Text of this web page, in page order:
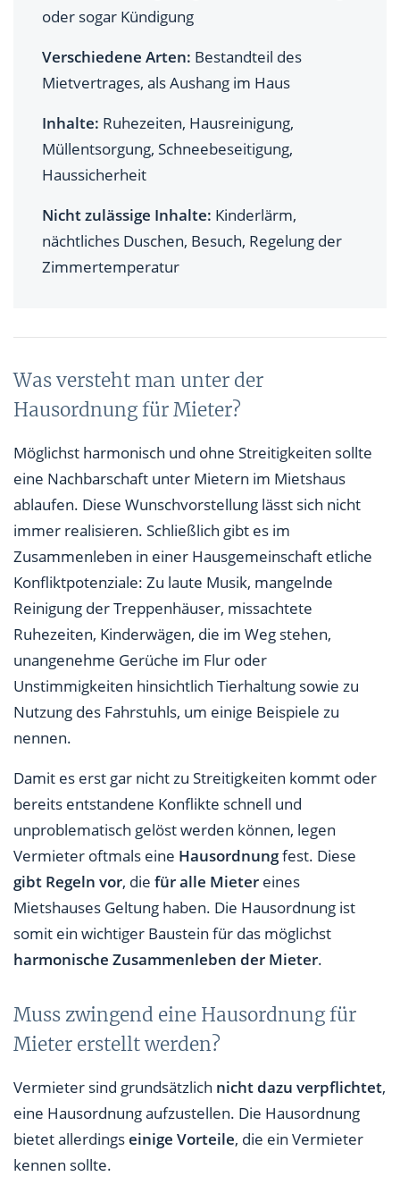
oder sogar Kündigung
Verschiedene Arten: Bestandteil des
Mietvertrages, als Aushang im Haus
Inhalte: Ruhezeiten, Hausreinigung,
Müllentsorgung, Schneebeseitigung,
Haussicherheit
Nicht zulässige Inhalte: Kinderlärm,
nächtliches Duschen, Besuch, Regelung der
Zimmertemperatur
Was versteht man unter der
Hausordnung für Mieter?
Möglichst harmonisch und ohne Streitigkeiten sollte
eine Nachbarschaft unter Mietern im Mietshaus
ablaufen. Diese Wunschvorstellung lässt sich nicht
immer realisieren. Schließlich gibt es im
Zusammenleben in einer Hausgemeinschaft etliche
Konfliktpotenziale: Zu laute Musik, mangelnde
Reinigung der Treppenhäuser, missachtete
Ruhezeiten, Kinderwägen, die im Weg stehen,
unangenehme Gerüche im Flur oder
Unstimmigkeiten hinsichtlich Tierhaltung sowie zu
Nutzung des Fahrstuhls, um einige Beispiele zu
nennen.
Damit es erst gar nicht zu Streitigkeiten kommt oder
bereits entstandene Konflikte schnell und
unproblematisch gelöst werden können, legen
Vermieter oftmals eine Hausordnungfest. Diese
gibt Regeln vor, die für alle Mieter eines
Mietshauses Geltung haben. Die Hausordnung ist
somit ein wichtiger Baustein für das möglichst
harmonische Zusammenleben der Mieter.
Muss zwingend eine Hausordnung für
Mieter erstellt werden?
Vermieter sind grundsätzlich nicht dazu verpflichtet,
eine Hausordnung aufzustellen. Die Hausordnung
bietet allerdingseinige Vorteile, die ein Vermieter
kennen sollte.